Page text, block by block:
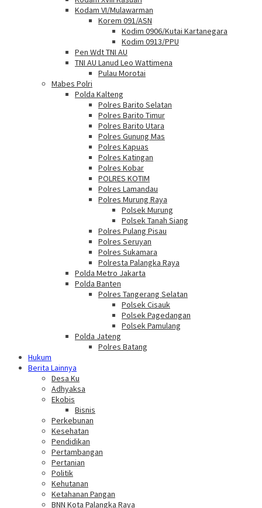
Kodam VI/Mulawarman
Korem 091/ASN
Kodim 0906/Kutai Kartanegara
Kodim 0913/PPU
Pen Wdt TNI AU
TNI AU Lanud Leo Wattimena
Pulau Morotai
Mabes Polri
Polda Kalteng
Polres Barito Selatan
Polres Barito Timur
Polres Barito Utara
Polres Gunung Mas
Polres Kapuas
Polres Katingan
Polres Kobar
POLRES KOTIM
Polres Lamandau
Polres Murung Raya
Polsek Murung
Polsek Tanah Siang
Polres Pulang Pisau
Polres Seruyan
Polres Sukamara
Polresta Palangka Raya
Polda Metro Jakarta
Polda Banten
Polres Tangerang Selatan
Polsek Cisauk
Polsek Pagedangan
Polsek Pamulang
Polda Jateng
Polres Batang
Hukum
Berita Lainnya
Desa Ku
Adhyaksa
Ekobis
Bisnis
Perkebunan
Kesehatan
Pendidikan
Pertambangan
Pertanian
Politik
Kehutanan
Ketahanan Pangan
BNN Kota Palangka Raya